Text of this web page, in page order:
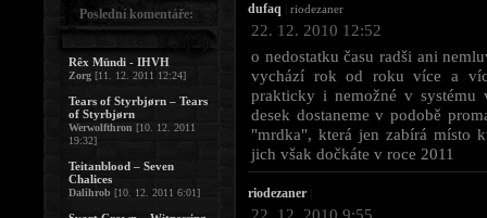
dufaq riodezaner
22. 12. 2010 12:52
o nedostatku času radši ani
vychází rok od roku více a
prakticky i nemožné v
desek dostaneme v podobě
"mrdka", která jen zabírá místo
jich však dočkáte v roce 2011
riodezaner
22. 12. 2010 9:55
Poslední komentáře:
Rêx Mündi - IHVH
Zorg [11. 12. 2011 12:24]
Tears of Styrbjørn – Tears
of Styrbjørn
Werwolfthron [10. 12. 2011
19:32]
Teitanblood – Seven
Chalices
Dalihrob [10. 12. 2011 6:01]